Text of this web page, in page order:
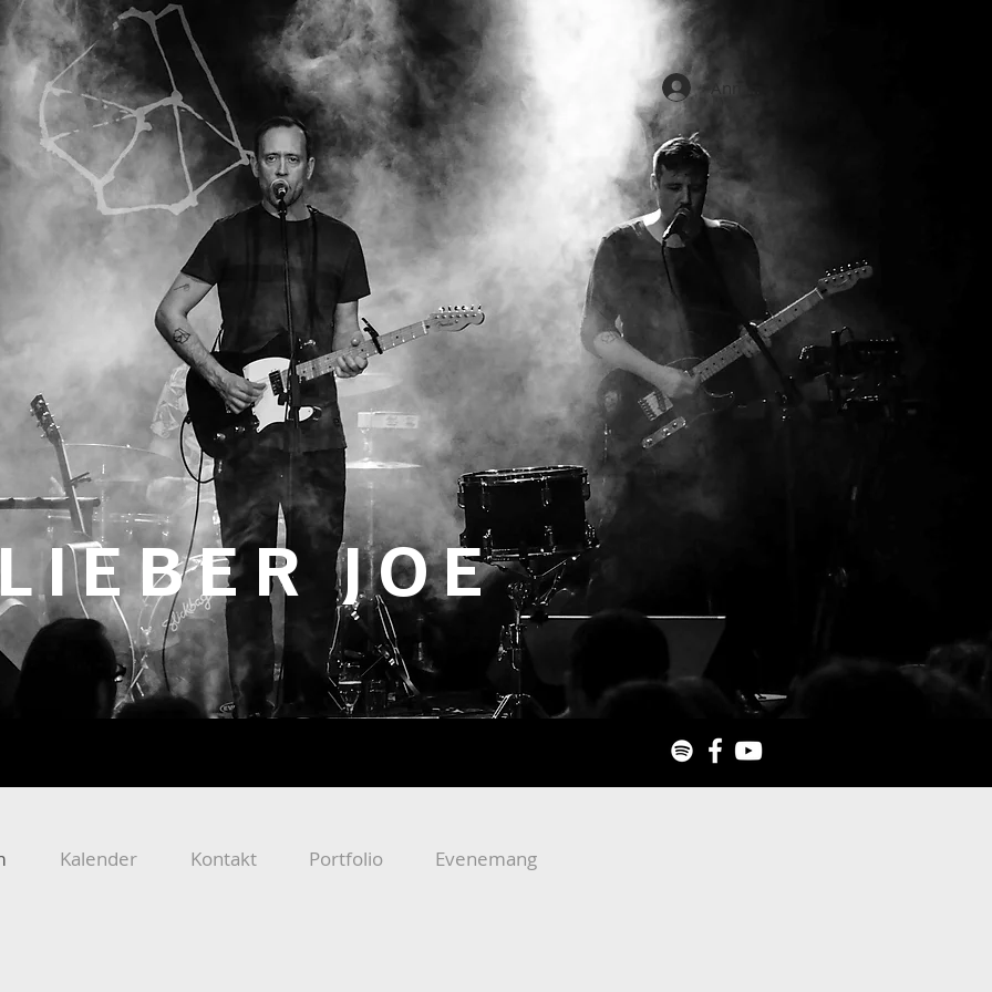
JOE
Anmelden
Kalender Kontakt Portfolio Evenemang